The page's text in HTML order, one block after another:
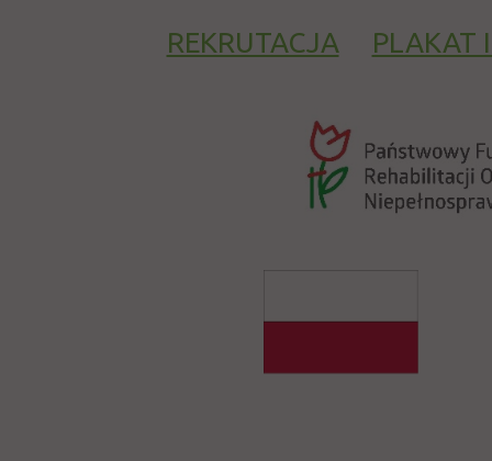
REKRUTACJA PLAKAT